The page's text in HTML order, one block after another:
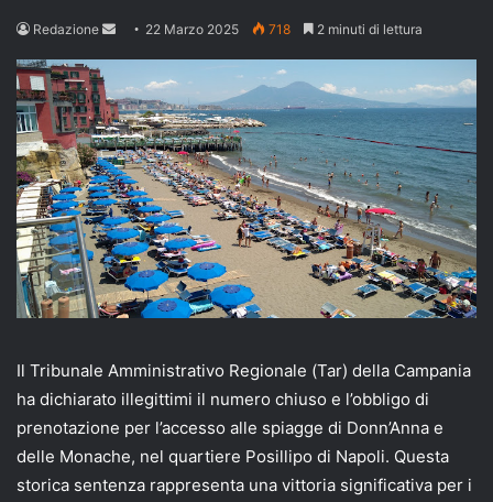
Redazione
Send 22 Marzo 2025 718 2 minuti di lettura
Il Tribunale Amministrativo Regionale (Tar) della Campania
ha dichiarato illegittimi il numero chiuso e l’obbligo di
prenotazione per l’accesso alle spiagge di Donn’Anna e
delle Monache, nel quartiere Posillipo di Napoli. Questa
storica sentenza rappresenta una vittoria significativa per i